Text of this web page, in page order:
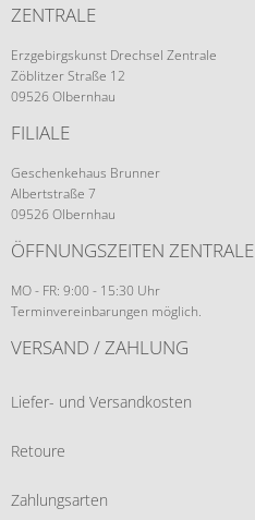
ZENTRALE
Erzgebirgskunst Drechsel Zentrale
Zöblitzer Straße 12
09526 Olbernhau
FILIALE
Geschenkehaus Brunner
Albertstraße 7
09526 Olbernhau
ÖFFNUNGSZEITEN ZENTRALE
MO - FR: 9:00 - 15:30 Uhr
Terminvereinbarungen möglich.
VERSAND / ZAHLUNG
Liefer- und Versandkosten
Retoure
Zahlungsarten